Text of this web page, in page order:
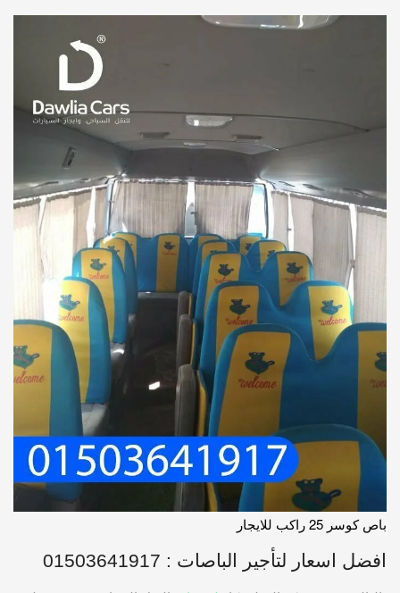
باص كوسر 25 راكب للايجار
افضل اسعار لتأجير الباصات : 01503641917